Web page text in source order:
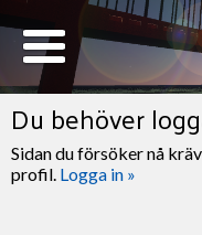
Du behöver
Sidan du försöker nå
profil. Logga in »